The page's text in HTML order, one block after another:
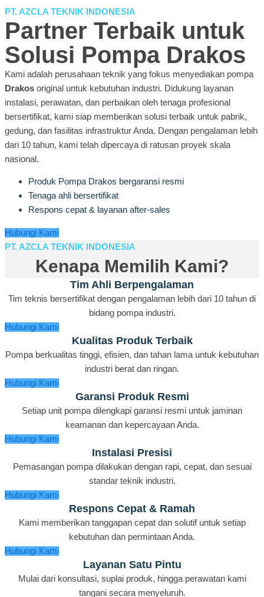
PT. AZCLA TEKNIK INDONESIA
Partner Terbaik untuk
Solusi Pompa Drakos
Kami adalah perusahaan teknik yang fokus menyediakan pompa
Drakos original untuk kebutuhan industri. Didukung layanan
instalasi, perawatan, dan perbaikan oleh tenaga profesional
bersertifikat, kami siap memberikan solusi terbaik untuk pabrik,
gedung, dan fasilitas infrastruktur Anda. Dengan pengalaman lebih
dari 10 tahun, kami telah dipercaya di ratusan proyek skala
nasional.
Produk Pompa Drakos bergaransi resmi
Tenaga ahli bersertifikat
Respons cepat & layanan after-sales
Hubungi Kami
PT. AZCLA TEKNIK INDONESIA
Kenapa Memilih Kami?
Tim Ahli Berpengalaman
Tim teknis bersertifikat dengan pengalaman lebih dari 10 tahun di
bidang pompa industri.
Hubungi Kami
Kualitas Produk Terbaik
Pompa berkualitas tinggi, efisien, dan tahan lama untuk kebutuhan
industri berat dan ringan.
Hubungi Kami
Garansi Produk Resmi
Setiap unit pompa dilengkapi garansi resmi untuk jaminan
keamanan dan kepercayaan Anda.
Hubungi Kami
Instalasi Presisi
Pemasangan pompa dilakukan dengan rapi, cepat, dan sesuai
standar teknik industri.
Hubungi Kami
Respons Cepat & Ramah
Kami memberikan tanggapan cepat dan solutif untuk setiap
kebutuhan dan permintaan Anda.
Hubungi Kami
Layanan Satu Pintu
Mulai dari konsultasi, suplai produk, hingga perawatan kami
tangani secara menyeluruh.